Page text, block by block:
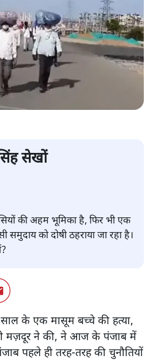
सेखों
की अहम भूमिका है, फिर भी एक
समुदाय को दोषी ठहराया जा रहा है।
के एक मासूम बच्चे की हत्या,
मज़दूर ने की, ने आज के पंजाब में
पहले ही तरह-तरह की चुनौतियों